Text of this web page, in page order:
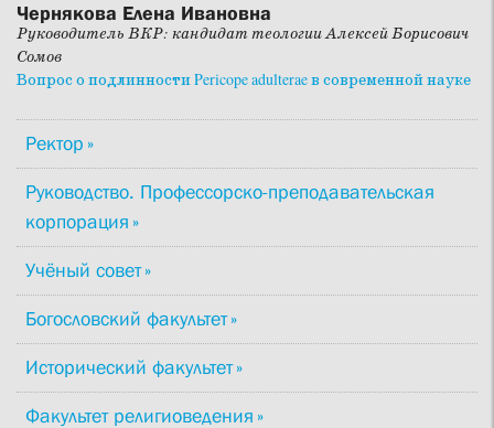
Чернякова Елена Ивановна
Руководитель ВКР: кандидат теологии Алексей Борисович
Сомов
Вопрос о подлинности Pericope adulterae в современной науке
Ректор
Руководство. Профессорско-преподавательская
корпорация
Учёный совет
Богословский факультет
Исторический факультет
Факультет религиоведения